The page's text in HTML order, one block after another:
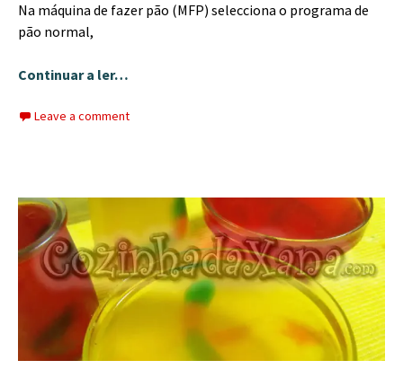
Na máquina de fazer pão (MFP) selecciona o programa de
pão normal,
Continuar a ler…
Leave a comment